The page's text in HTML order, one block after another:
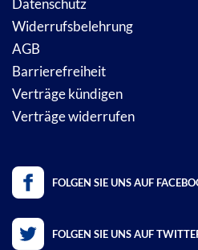
Datenschutz
Widerrufsbelehrung
AGB
Barrierefreiheit
Verträge kündigen
Verträge widerrufen
FOLGEN SIE UNS AUF
FOLGEN SIE UNS AUF